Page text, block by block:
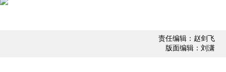
责任编辑：赵剑飞
版面编辑：刘潇